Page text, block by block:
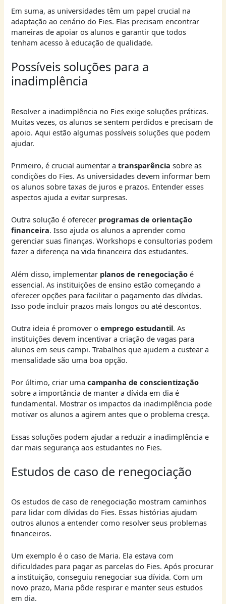
Em suma, as universidades têm um papel crucial na
adaptação ao cenário do Fies. Elas precisam encontrar
maneiras de apoiar os alunos e garantir que todos
tenham acesso à educação de qualidade.
Possíveis soluções para a
inadimplência
Resolver a inadimplência no Fies exige soluções práticas.
Muitas vezes, os alunos se sentem perdidos e precisam de
apoio. Aqui estão algumas possíveis soluções que podem
ajudar.
Primeiro, é crucial aumentar atransparência sobre as
condições do Fies. As universidades devem informar bem
os alunos sobre taxas de juros e prazos. Entender esses
aspectos ajuda a evitar surpresas.
Outra solução é oferecer programas de orientação
financeira. Isso ajuda os alunos a aprender como
gerenciar suas finanças. Workshops e consultorias podem
fazer a diferença na vida financeira dos estudantes.
Além disso, implementar planos de renegociação é
essencial. As instituições de ensino estão começando a
oferecer opções para facilitar o pagamento das dívidas.
Isso pode incluir prazos mais longos ou até descontos.
Outra ideia é promover oemprego estudantil. As
instituições devem incentivar a criação de vagas para
alunos em seus campi. Trabalhos que ajudem a custear a
mensalidade são uma boa opção.
Por último, criar umacampanha de conscientização
sobre a importância de manter a dívida em dia é
fundamental. Mostrar os impactos da inadimplência pode
motivar os alunos a agirem antes que o problema cresça.
Essas soluções podem ajudar a reduzir a inadimplência e
dar mais segurança aos estudantes no Fies.
Estudos de caso de renegociação
Os estudos de caso de renegociação mostram caminhos
para lidar com dívidas do Fies. Essas histórias ajudam
outros alunos a entender como resolver seus problemas
financeiros.
Um exemplo é o caso de Maria. Ela estava com
dificuldades para pagar as parcelas do Fies. Após procurar
a instituição, conseguiu renegociar sua dívida. Com um
novo prazo, Maria pôde respirar e manter seus estudos
em dia.